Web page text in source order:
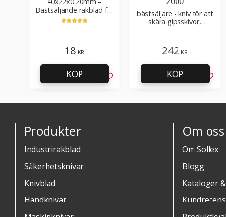
Bästsäljande rakblad för
att skära tapet, tyg, filt,
hobby bruk
18 KR
Lägg till i favoriter
KÖP
bästsäljare - kniv för att
skära gipsskivor,
242 KR
KÖP
Produkter
Industrirakblad
Säkerhetsknivar
Knivblad
Handknivar
Om oss
Om Sollex
Blogg
Kataloger